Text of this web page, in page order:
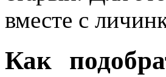
вместе с
Как